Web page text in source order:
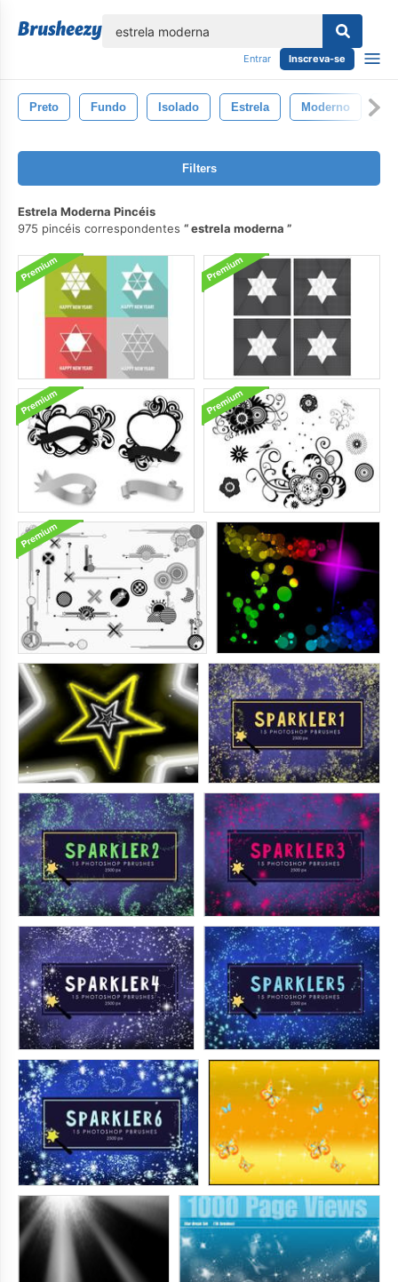
Entrar Inscreva-se
Preto Fundo Isolado Estrela Moderno
Filters
Estrela Moderna Pincéis
975 pincéis correspondentes
estrela moderna